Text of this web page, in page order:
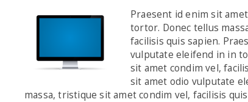
Praesent id enim sit
tortor. Donec tellus
facilisis quis sapien.
vulputate eleifend in in
sit amet condim vel,
sit amet odio vulputate
massa, tristique sit amet condim vel, facilisis